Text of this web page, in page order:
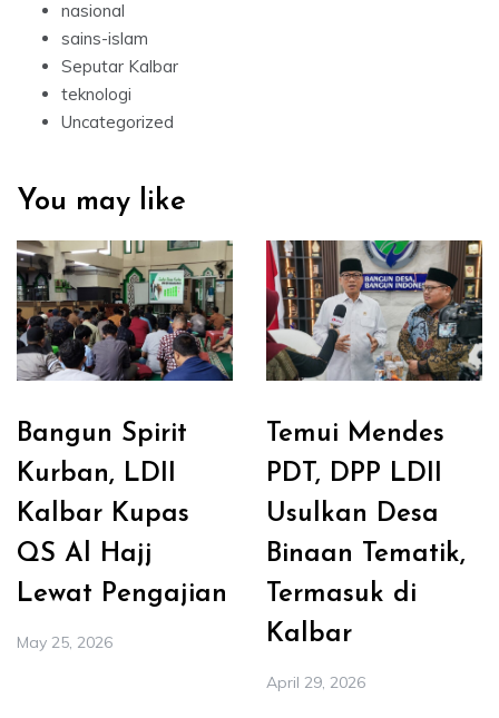
nasional
sains-islam
Seputar Kalbar
teknologi
Uncategorized
You may like
Bangun Spirit
Kurban, LDII
Kalbar Kupas
QS Al Hajj
Lewat Pengajian
May 25, 2026
Temui Mendes
PDT, DPP LDII
Usulkan Desa
Binaan Tematik,
Termasuk di
Kalbar
April 29, 2026